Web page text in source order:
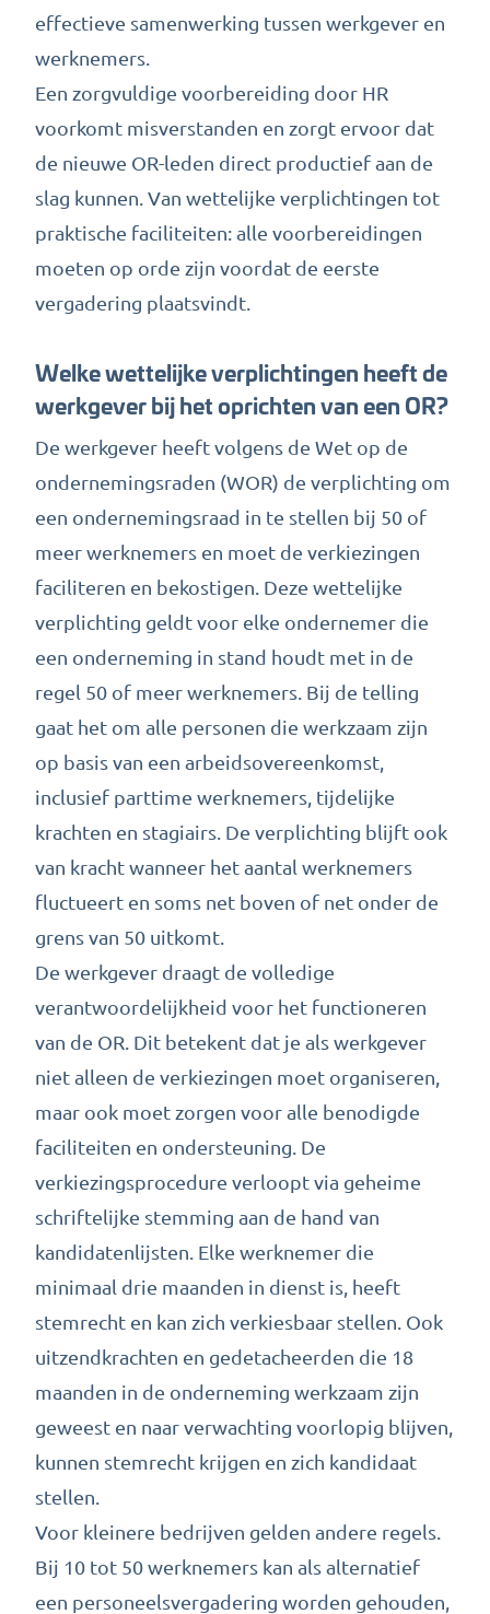
effectieve samenwerking tussen werkgever en
werknemers.
Een zorgvuldige voorbereiding door HR
voorkomt misverstanden en zorgt ervoor dat
de nieuwe OR-leden direct productief aan de
slag kunnen. Van wettelijke verplichtingen tot
praktische faciliteiten: alle voorbereidingen
moeten op orde zijn voordat de eerste
vergadering plaatsvindt.
Welke wettelijke verplichtingen heeft de
werkgever bij het oprichten van een OR?
De werkgever heeft volgens de Wet op de
ondernemingsraden (WOR) de verplichting om
een ondernemingsraad in te stellen bij 50 of
meer werknemers en moet de verkiezingen
faciliteren en bekostigen. Deze wettelijke
verplichting geldt voor elke ondernemer die
een onderneming in stand houdt met in de
regel 50 of meer werknemers. Bij de telling
gaat het om alle personen die werkzaam zijn
op basis van een arbeidsovereenkomst,
inclusief parttime werknemers, tijdelijke
krachten en stagiairs. De verplichting blijft ook
van kracht wanneer het aantal werknemers
fluctueert en soms net boven of net onder de
grens van 50 uitkomt.
De werkgever draagt de volledige
verantwoordelijkheid voor het functioneren
van de OR. Dit betekent dat je als werkgever
niet alleen de verkiezingen moet organiseren,
maar ook moet zorgen voor alle benodigde
faciliteiten en ondersteuning. De
verkiezingsprocedure verloopt via geheime
schriftelijke stemming aan de hand van
kandidatenlijsten. Elke werknemer die
minimaal drie maanden in dienst is, heeft
stemrecht en kan zich verkiesbaar stellen. Ook
uitzendkrachten en gedetacheerden die 18
maanden in de onderneming werkzaam zijn
geweest en naar verwachting voorlopig blijven,
kunnen stemrecht krijgen en zich kandidaat
stellen.
Voor kleinere bedrijven gelden andere regels.
Bij 10 tot 50 werknemers kan als alternatief
een personeelsvergadering worden gehouden,